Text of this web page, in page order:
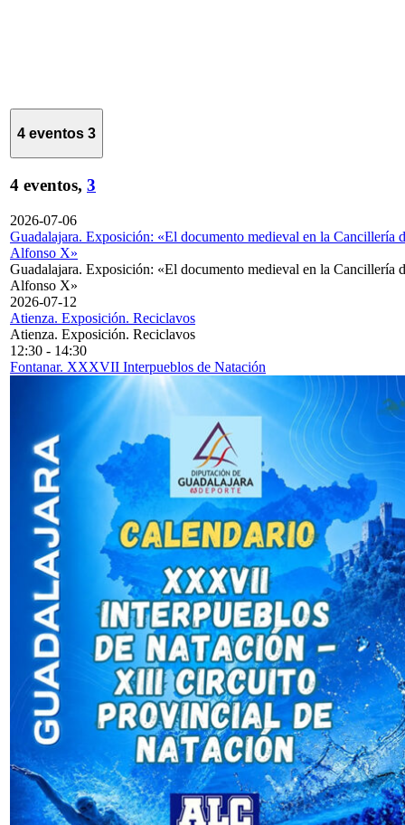
4 eventos 3
4 eventos, 3
2026-07-06
Guadalajara. Exposición: «El documento medieval en la Cancillería
Alfonso X»
Guadalajara. Exposición: «El documento medieval en la Cancillería
Alfonso X»
2026-07-12
Atienza. Exposición. Reciclavos
Atienza. Exposición. Reciclavos
12:30 - 14:30
Fontanar. XXXVII Interpueblos de Natación